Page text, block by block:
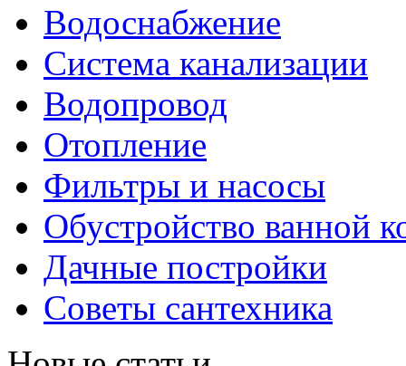
Водоснабжение
Система канализации
Водопровод
Отопление
Фильтры и насосы
Обустройство ванной
Дачные постройки
Советы сантехника